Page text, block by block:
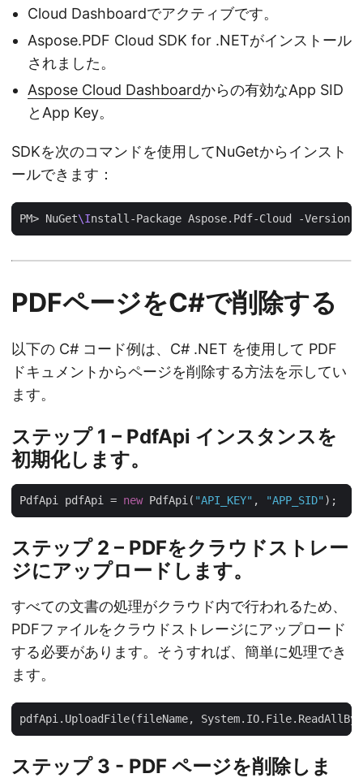
Cloud Dashboardでアクティブです。
Aspose.PDF Cloud SDK for .NETがインストール
されました。
Aspose Cloud Dashboardからの有効なApp SID
とApp Key。
SDKを次のコマンドを使用してNuGetからインスト
ールできます：
PM> NuGet\I
PDFページをC#で削除する
以下の C# コード例は、C# .NET を使用して PDF
ドキュメントからページを削除する方法を示してい
ます。
ステップ 1 – PdfApi インスタンスを
初期化します。
PdfApi pdfApi = new PdfApi( "API_KEY" , "APP_SID"
ステップ 2 – PDFをクラウドストレー
ジにアップロードします。
すべての文書の処理がクラウド内で行われるため、
PDFファイルをクラウドストレージにアップロード
する必要があります。そうすれば、簡単に処理でき
ます。
ステップ 3 - PDF ページを削除しま